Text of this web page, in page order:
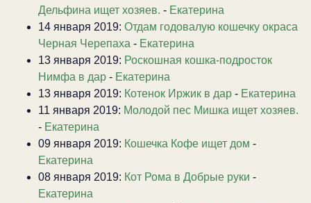
Дельфина ищет хозяев. - Екатерина
14 января 2019: Отдам годовалую кошечку окраса
Черная Черепаха - Екатерина
13 января 2019: Роскошная кошка-подросток
Нимфа в дар - Екатерина
13 января 2019: Котенок Иржик в дар - Екатерина
11 января 2019: Молодой пес Мишка ищет хозяев.
- Екатерина
09 января 2019: Кошечка Кофе ищет дом -
Екатерина
08 января 2019: Кот Рома в Добрые руки -
Екатерина